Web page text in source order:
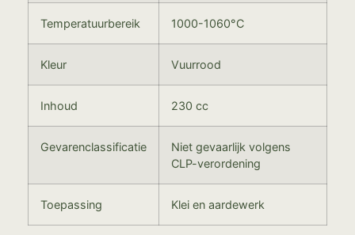
Temperatuurbereik 1000-1060°C
Kleur Vuurrood
Inhoud 230 cc
Gevarenclassificatie
Niet gevaarlijk volgens
CLP-verordening
Toepassing Klei en aardewerk